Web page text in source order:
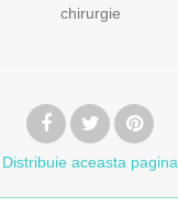
chirurgie
Distribuie aceasta pagina